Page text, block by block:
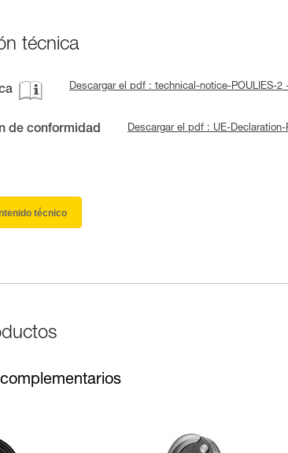
técnica
Descargar el pdf : technical-notice-POULIES-2
de conformidad Descargar el pdf : UE-
técnico